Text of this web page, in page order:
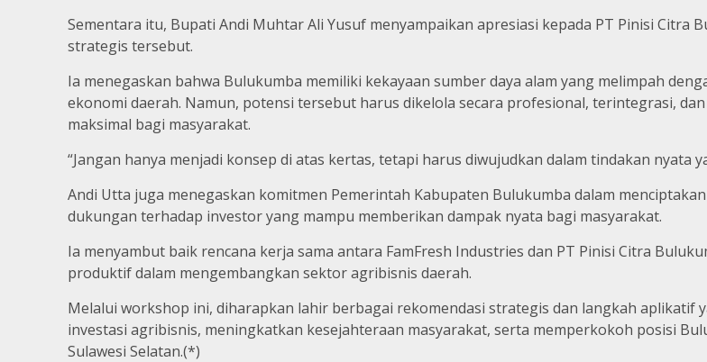
Sementara itu, Bupati Andi Muhtar Ali Yusuf menyampaikan apresiasi kepada PT Pinisi
strategis tersebut.
Ia menegaskan bahwa Bulukumba memiliki kekayaan sumber daya alam yang melimpah
ekonomi daerah. Namun, potensi tersebut harus dikelola secara profesional, terintegrasi,
maksimal bagi masyarakat.
“Jangan hanya menjadi konsep di atas kertas, tetapi harus diwujudkan dalam tindakan nyata
Andi Utta juga menegaskan komitmen Pemerintah Kabupaten Bulukumba dalam
dukungan terhadap investor yang mampu memberikan dampak nyata bagi masyarakat.
Ia menyambut baik rencana kerja sama antara FamFresh Industries dan PT Pinisi Citra
produktif dalam mengembangkan sektor agribisnis daerah.
Melalui workshop ini, diharapkan lahir berbagai rekomendasi strategis dan langkah aplikatif
investasi agribisnis, meningkatkan kesejahteraan masyarakat, serta memperkokoh posisi
Sulawesi Selatan.(*)